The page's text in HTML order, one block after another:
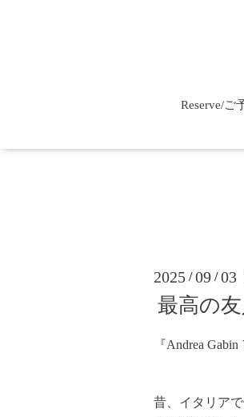
Reserve/ご
2025 /09 /03
最高の友
『Andrea
昔、イタリア